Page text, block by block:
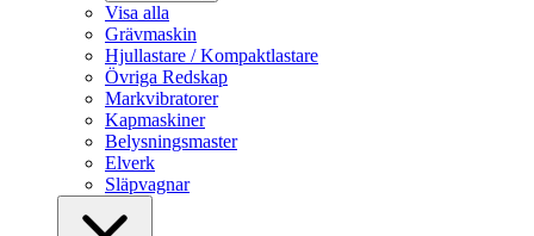
Visa alla
Grävmaskin
Hjullastare / Kompaktlastare
Övriga Redskap
Markvibratorer
Kapmaskiner
Belysningsmaster
Elverk
Släpvagnar